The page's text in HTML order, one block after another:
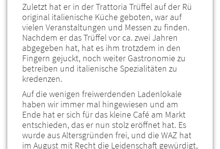
Zuletzt hat er in der Trattoria Trüffel auf der Rü
original italienische Küche geboten, war auf
vielen Veranstaltungen und Messen zu finden.
Nachdem er das Trüffel vor ca. zwei Jahren
abgegeben hat, hat es ihm trotzdem in den
Fingern gejuckt, noch weiter Gastronomie zu
betreiben und italienische Spezialitäten zu
kredenzen.
Auf die wenigen freiwerdenden Ladenlokale
haben wir immer mal hingewiesen und am
Ende hat er sich für das kleine Café am Markt
entschieden, das er nun stolz eröffnet hat. Es
wurde aus Altersgründen frei, und die WAZ hat
im August mit Recht die Leidenschaft gewürdigt,